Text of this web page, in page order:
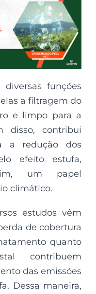
funções
a filtragem do
e limpo para a
disso, contribui
a redução dos
efeito estufa,
um papel
climático.
estudos vêm
de cobertura
quanto
contribuem
das emissões
Dessa maneira,